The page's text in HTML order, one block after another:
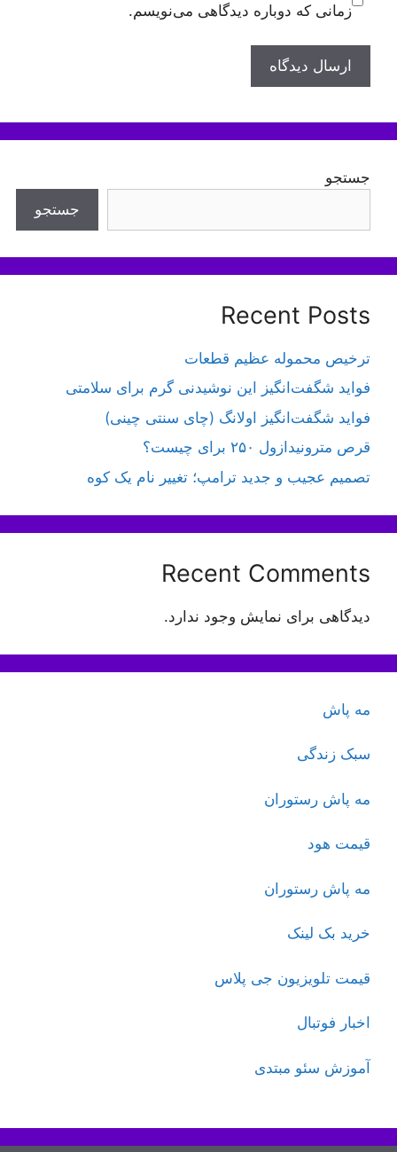
زمانی که دوباره دیدگاهی می‌نویسم.
جستجو
جستجو
Recent Posts
ترخیص محموله عظیم قطعات
فواید شگفت‌انگیز این نوشیدنی گرم برای سلامتی
فواید شگفت‌انگیز اولانگ (چای سنتی چینی)
قرص مترونیدازول ۲۵۰ برای چیست؟
تصمیم عجیب و جدید ترامپ؛ تغییر نام یک کوه
Recent Comments
دیدگاهی برای نمایش وجود ندارد.
مه پاش
سبک زندگی
مه پاش رستوران
قیمت هود
مه پاش رستوران
خرید بک لینک
قیمت تلویزیون جی پلاس
اخبار فوتبال
آموزش سئو مبتدی